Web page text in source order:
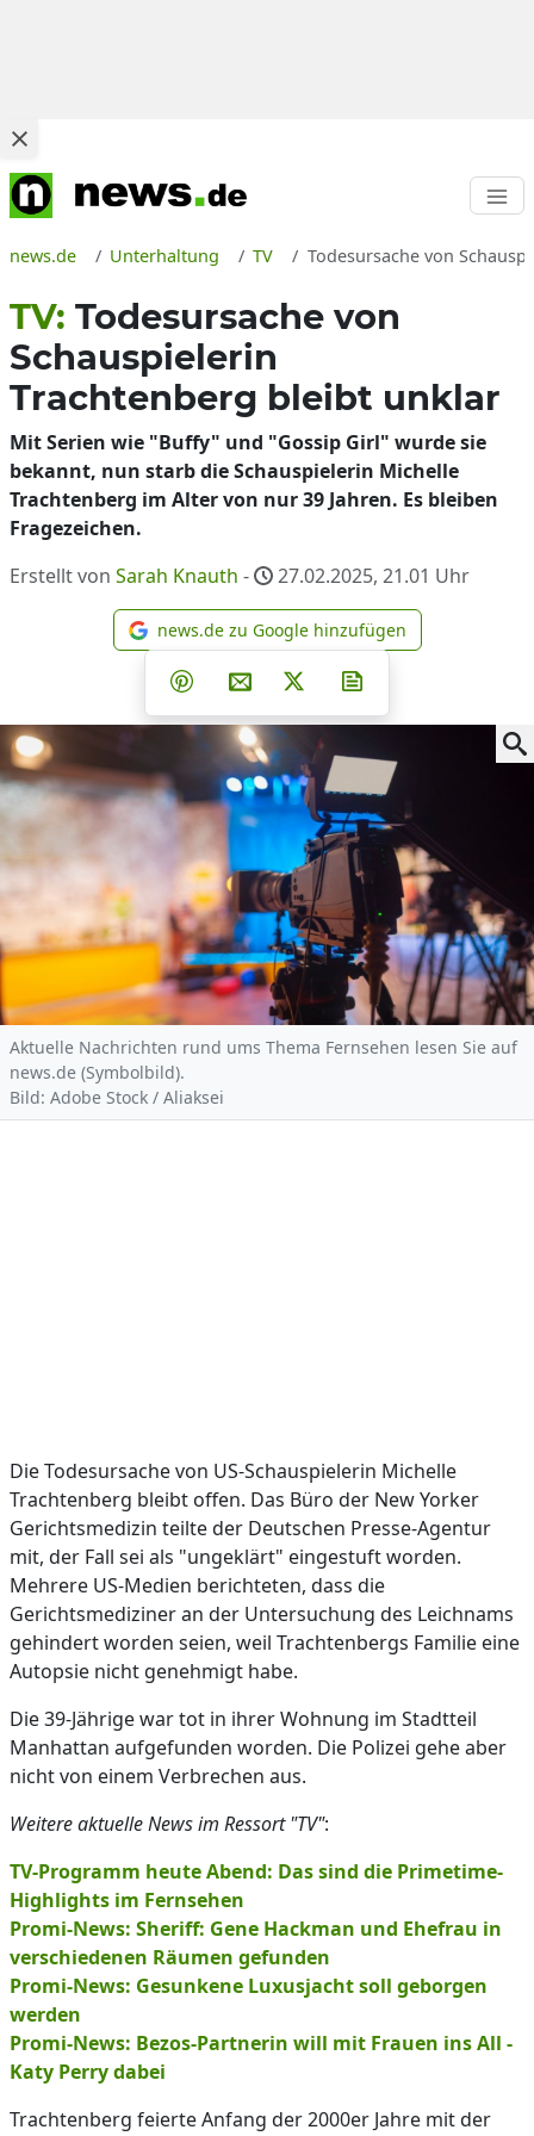
news.de Unterhaltung TV Todesursache von
TV: Todesursache von
Schauspielerin
Trachtenberg bleibt unklar
Mit Serien wie "Buffy" und "Gossip Girl" wurde sie
bekannt, nun starb die Schauspielerin Michelle
Trachtenberg im Alter von nur 39 Jahren. Es bleiben
Fragezeichen.
Erstellt von Sarah Knauth - 27.02.2025, 21.01 Uhr
news.de zu Google
news.de zu Google hinzufügen
Teilen auf Facebook
Teilen auf Whatsapp
Teilen auf Telegram
Teilen auf Pinterest
Per E-Mail teilen
Post auf X
Aktuelle Nachrichten rund ums Thema Fernsehen lesen Sie auf
news.de (Symbolbild).
Bild: Adobe Stock / Aliaksei
Die Todesursache von US-Schauspielerin Michelle
Trachtenberg bleibt offen. Das Büro der New Yorker
Gerichtsmedizin teilte der Deutschen Presse-Agentur
mit, der Fall sei als "ungeklärt" eingestuft worden.
Mehrere US-Medien berichteten, dass die
Gerichtsmediziner an der Untersuchung des Leichnams
gehindert worden seien, weil Trachtenbergs Familie eine
Autopsie nicht genehmigt habe.
Die 39-Jährige war tot in ihrer Wohnung im Stadtteil
Manhattan aufgefunden worden. Die Polizei gehe aber
nicht von einem Verbrechen aus.
Weitere aktuelle News im Ressort "TV":
TV-Programm heute Abend: Das sind die Primetime-
Highlights im Fernsehen
Promi-News: Sheriff: Gene Hackman und Ehefrau in
verschiedenen Räumen gefunden
Promi-News: Gesunkene Luxusjacht soll geborgen
werden
Promi-News: Bezos-Partnerin will mit Frauen ins All -
Katy Perry dabei
Trachtenberg feierte Anfang der 2000er Jahre mit der